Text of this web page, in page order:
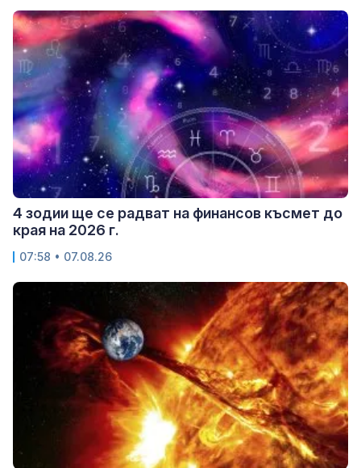
4 зодии ще се радват на финансов късмет до
края на 2026 г.
07:58 • 07.08.26